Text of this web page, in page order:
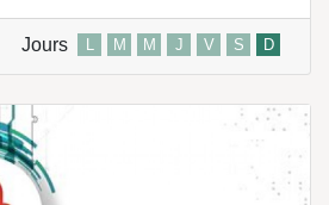
Jours L M M J V S D